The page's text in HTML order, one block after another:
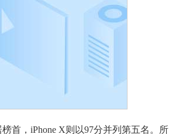
首，iPhone X则以97分并列第五名。所